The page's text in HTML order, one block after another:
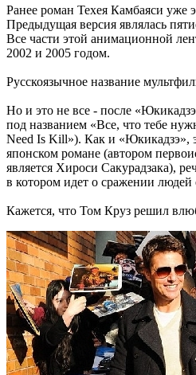
Ранее роман Техея Камбаяси уже
Предыдущая версия являлась
Все части этой анимационной
2002 и 2005 годом.
Русскоязычное название
Но и это не все - после
под названием «Все, что тебе
Need Is Kill»). Как и «Юкикадзэ»,
японском романе (автором
является Хироси Сакурадзака),
в котором идет о сражении людей
Кажется, что Том Круз решил